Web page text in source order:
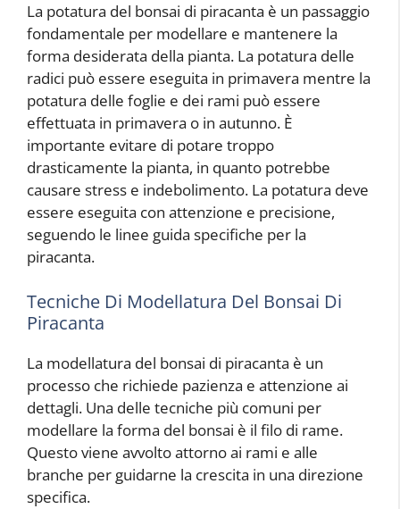
La potatura del bonsai di piracanta è un passaggio
fondamentale per modellare e mantenere la
forma desiderata della pianta. La potatura delle
radici può essere eseguita in primavera mentre la
potatura delle foglie e dei rami può essere
effettuata in primavera o in autunno. È
importante evitare di potare troppo
drasticamente la pianta, in quanto potrebbe
causare stress e indebolimento. La potatura deve
essere eseguita con attenzione e precisione,
seguendo le linee guida specifiche per la
piracanta.
Tecniche Di Modellatura Del Bonsai Di
Piracanta
La modellatura del bonsai di piracanta è un
processo che richiede pazienza e attenzione ai
dettagli. Una delle tecniche più comuni per
modellare la forma del bonsai è il filo di rame.
Questo viene avvolto attorno ai rami e alle
branche per guidarne la crescita in una direzione
specifica.